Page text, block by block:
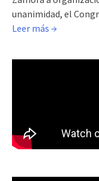
unanimidad, el
Leer más →